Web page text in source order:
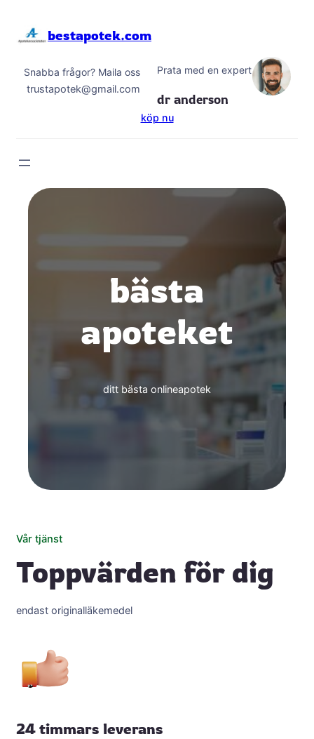
bestapotek.com
Snabba frågor? Maila oss
trustapotek@gmail.com
Prata med en expert
dr anderson
köp nu
bästa
apoteket
ditt bästa onlineapotek
Vår tjänst
Toppvärden för dig
endast originalläkemedel
24 timmars leverans